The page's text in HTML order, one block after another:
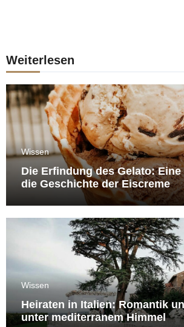
Weiterlesen
Wissen
Die Erfindung des Gelato:
die Geschichte der Eiscreme
Wissen
Heiraten in Italien: Romantik
unter mediterranem Himmel